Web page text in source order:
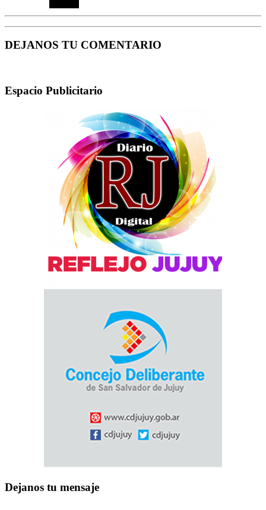
DEJANOS TU COMENTARIO
Espacio Publicitario
Dejanos tu mensaje